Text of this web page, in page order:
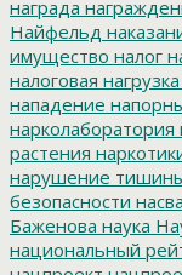
награда
Найфельд
имущество налог
налоговая нагрузка
нападение
нарколаборатория
растения
нарушение
безопасности
Баженова наука
национальный